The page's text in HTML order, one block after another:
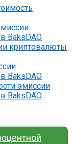
BaksDAO
криптовалюты
BaksDAO
эмиссии
BaksDAO